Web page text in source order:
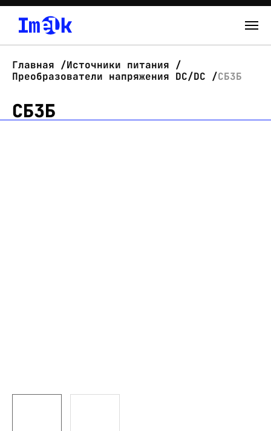
О нас
Новости
Главная
Источники питания
Преобразователи напряжения DC/DC
СБ3Б
СБ3Б